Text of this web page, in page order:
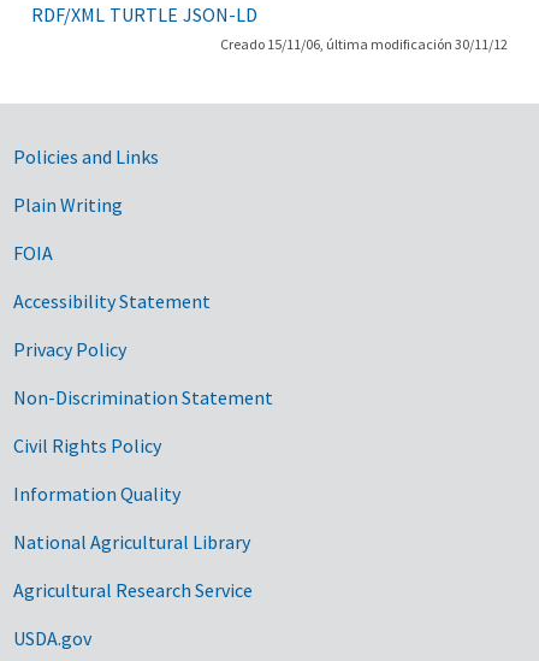
RDF/XML TURTLE JSON-LD
Creado 15/11/06, última modificación 30/11/12
Government Links
Policies and Links
Plain Writing
FOIA
Accessibility Statement
Privacy Policy
Non-Discrimination Statement
Civil Rights Policy
Information Quality
National Agricultural Library
Agricultural Research Service
USDA.gov